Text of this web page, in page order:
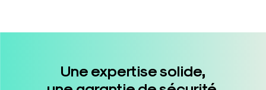
Une expertise solide,